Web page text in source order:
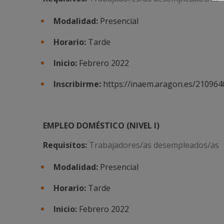
Modalidad: Presencial
Horario: Tarde
Inicio: Febrero 2022
Inscribirme: https://inaem.aragon.es/
EMPLEO DOMÉSTICO (NIVEL I)
Requisitos: Trabajadores/as desempleados/as
Modalidad: Presencial
Horario: Tarde
Inicio: Febrero 2022